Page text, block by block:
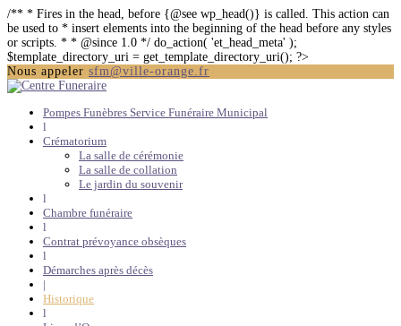
/** * Fires in the head, before {@see wp_head()} is called. This action can
be used to * insert elements into the beginning of the head before any styles
or scripts. * * @since 1.0 */ do_action( 'et_head_meta' );
$template_directory_uri = get_template_directory_uri(); ?>
Nous appeler sfm@ville-orange.fr
Pompes Funèbres Service Funéraire Municipal
l
Crématorium
La salle de cérémonie
La salle de collation
Le jardin du souvenir
l
Chambre funéraire
l
Contrat prévoyance obsèques
l
Démarches après décès
|
Historique
l